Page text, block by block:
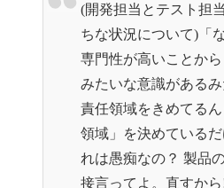
(開発担当とテスト担
ちな状況について)「
専門性が高いことから
みたいな意識がある
責任領域をきめてる
領域」を決めている
れは愚痴なの？ 製品
接言ってよ。直すから!